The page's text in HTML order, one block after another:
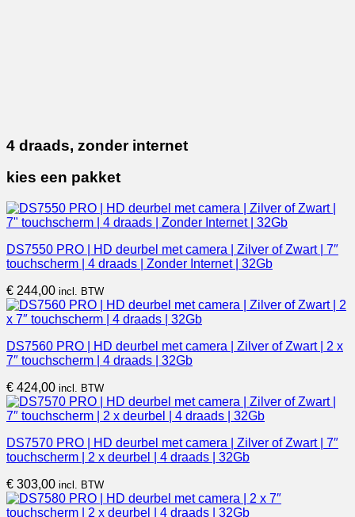
4 draads, zonder internet
kies een pakket
DS7550 PRO | HD deurbel met camera | Zilver of Zwart | 7″
touchscherm | 4 draads | Zonder Internet | 32Gb
€ 244,00 incl. BTW
DS7560 PRO | HD deurbel met camera | Zilver of Zwart | 2 x
7″ touchscherm | 4 draads | 32Gb
€ 424,00 incl. BTW
DS7570 PRO | HD deurbel met camera | Zilver of Zwart | 7″
touchscherm | 2 x deurbel | 4 draads | 32Gb
€ 303,00 incl. BTW